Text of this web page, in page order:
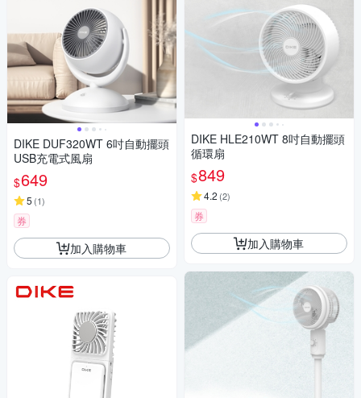
DIKE DUF320WT 6吋自動擺頭
USB充電式風扇
$649
5 (1)
券
加入購物車
DIKE HLE210WT 8吋自動擺頭
循環扇
$849
4.2 (2)
券
加入購物車